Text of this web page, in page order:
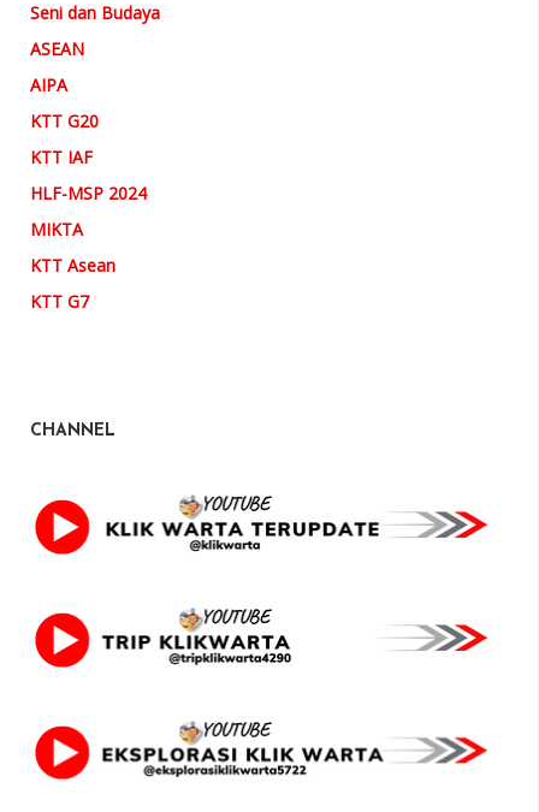
Seni dan Budaya
ASEAN
AIPA
KTT G20
KTT IAF
HLF-MSP 2024
MIKTA
KTT Asean
KTT G7
CHANNEL